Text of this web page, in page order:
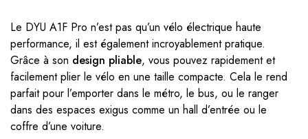
Le DYU A1F Pro n’est pas qu’un vélo électrique haute
performance, il est également incroyablement pratique.
Grâce à son design pliable, vous pouvez rapidement et
facilement plier le vélo en une taille compacte. Cela le rend
parfait pour l’emporter dans le métro, le bus, ou le ranger
dans des espaces exigus comme un hall d’entrée ou le
coffre d’une voiture.